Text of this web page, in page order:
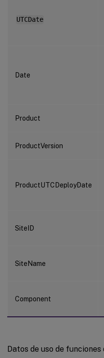
UTCDate
Date
Product
ProductVersion
ProductUTCDeployDate
SiteID
SiteName
Component
Datos de uso de